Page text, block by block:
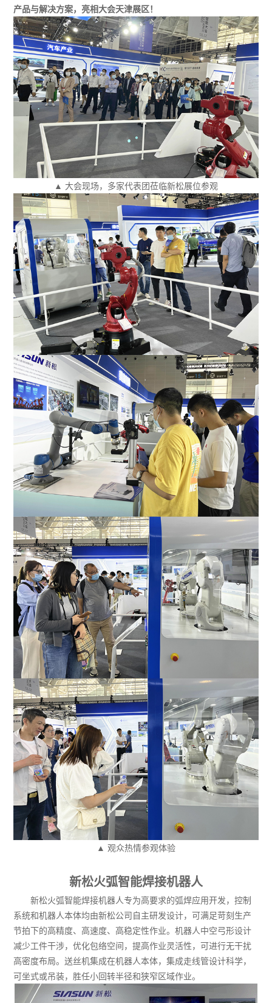
产品与解决方案，亮相大会天津展区！
▲ 大会现场，多家代表团莅临新松展位参观
▲ 观众热情参观体验
新松火弧智能焊接机器人
新松火弧智能焊接机器人专为高要求的弧焊应用开发，控制
系统和机器人本体均由新松公司自主研发设计，可满足苛刻生产
节拍下的高精度、高速度、高稳定性作业。机器人中空弓形设计
减少工件干涉，优化包络空间，提高作业灵活性，可进行无干扰
高密度布局。送丝机集成在机器人本体，集成走线管设计科学，
可坐式或吊装，胜任小回转半径和狭窄区域作业。